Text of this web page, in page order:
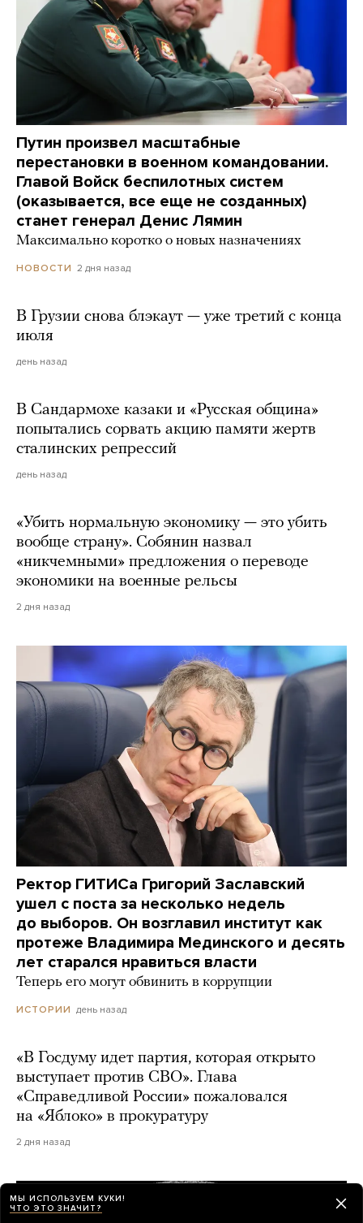
Путин произвел масштабные
перестановки в военном командовании.
Главой Войск беспилотных систем
(оказывается, все еще не созданных)
станет генерал Денис Лямин
Максимально коротко о новых назначениях
НОВОСТИ 2 дня назад
В Грузии снова блэкаут — уже третий с конца
июля
день назад
В Сандармохе казаки и «Русская община»
попытались сорвать акцию памяти жертв
сталинских репрессий
день назад
«Убить нормальную экономику — это убить
вообще страну». Собянин назвал
«никчемными» предложения о переводе
экономики на военные рельсы
2 дня назад
Ректор ГИТИСа Григорий Заславский
ушел с поста за несколько недель
до выборов. Он возглавил институт как
протеже Владимира Мединского и десять
лет старался нравиться власти
Теперь его могут обвинить в коррупции
ИСТОРИИ день назад
«В Госдуму идет партия, которая открыто
выступает против СВО». Глава
«Справедливой России» пожаловался
на «Яблоко» в прокуратуру
2 дня назад
МЫ ИСПОЛЬЗУЕМ КУКИ!
ЧТО ЭТО ЗНАЧИТ?